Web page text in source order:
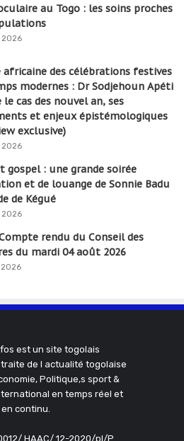
au Togo : les soins proches
2026
africaine des célébrations festives
modernes : Dr Sodjehoun Apéti
le cas des nouvel an, ses
et enjeux épistémologiques
exclusive)
2026
gospel : une grande soirée
et de louange de Sonnie Badu
de Kégué
2026
rendu du Conseil des
du mardi 04 août 2026
est un site togolais
de l actualité togolaise
Politique,s sport &
en temps réel et
en continu.
HAAC/ 12-2020/pl/P